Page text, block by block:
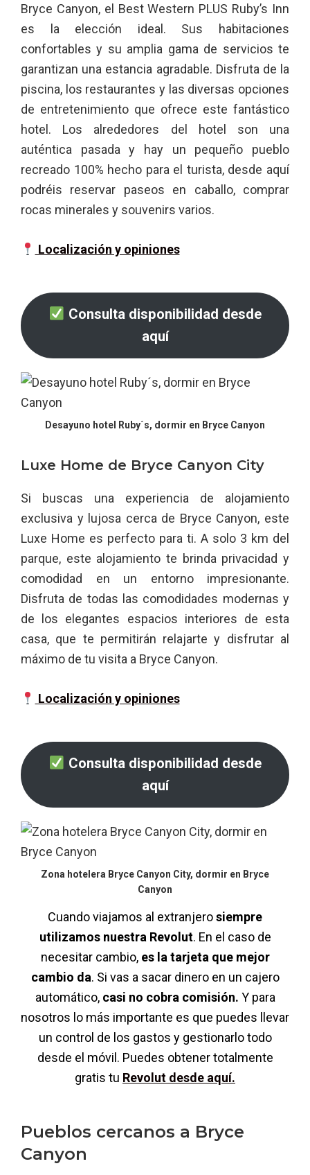
Bryce Canyon, el Best Western PLUS Ruby’s Inn
es la elección ideal. Sus habitaciones
confortables y su amplia gama de servicios te
garantizan una estancia agradable. Disfruta de la
piscina, los restaurantes y las diversas opciones
de entretenimiento que ofrece este fantástico
hotel. Los alrededores del hotel son una
auténtica pasada y hay un pequeño pueblo
recreado 100% hecho para el turista, desde aquí
podréis reservar paseos en caballo, comprar
rocas minerales y souvenirs varios.
Localización y opiniones
Consulta disponibilidad desde
aquí
Desayuno hotel Ruby´s, dormir en Bryce Canyon
Luxe Home de Bryce Canyon City
Si buscas una experiencia de alojamiento
exclusiva y lujosa cerca de Bryce Canyon, este
Luxe Home es perfecto para ti. A solo 3 km del
parque, este alojamiento te brinda privacidad y
comodidad en un entorno impresionante.
Disfruta de todas las comodidades modernas y
de los elegantes espacios interiores de esta
casa, que te permitirán relajarte y disfrutar al
máximo de tu visita a Bryce Canyon.
Localización y opiniones
Consulta disponibilidad desde
aquí
Zona hotelera Bryce Canyon City, dormir en Bryce
Canyon
Cuando viajamos al extranjerosiempre
utilizamos nuestra Revolut. En el caso de
necesitar cambio, es la tarjeta que mejor
cambio da. Si vas a sacar dinero en un cajero
automático, casi no cobra comisión. Y para
nosotros lo más importante es que puedes llevar
un control de los gastos y gestionarlo todo
desde el móvil. Puedes obtener totalmente
gratis tu Revolut desde aquí.
Pueblos cercanos a Bryce
Canyon